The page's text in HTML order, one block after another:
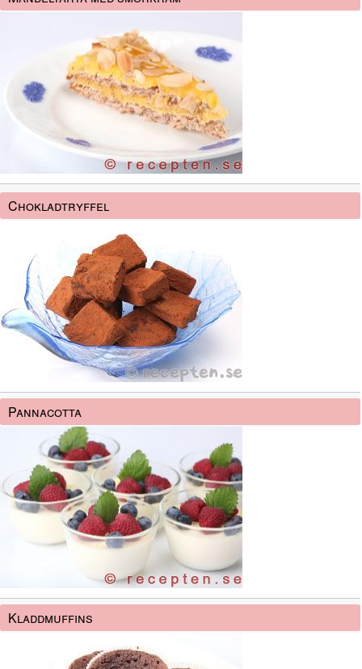
Chokladtryffel
Pannacotta
Kladdmuffins